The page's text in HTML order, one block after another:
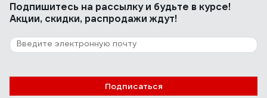
преобразователей!
1 отзыв
металлическая банка 6891
Подпишитесь на рассылкуи будьте в курсе!
Акции, скидки, распродажи ждут!
Подписаться